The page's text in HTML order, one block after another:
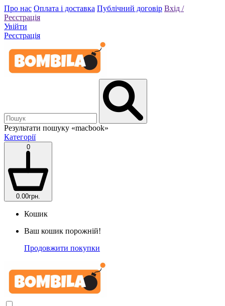
Про нас Оплата і доставка Публічний договір Вхід /
Реєстрація
Увійти
Реєстрація
Результати пошуку «macbook»
Категорії
0
0.00грн.
Кошик
Ваш кошик порожній!
Продовжити покупки